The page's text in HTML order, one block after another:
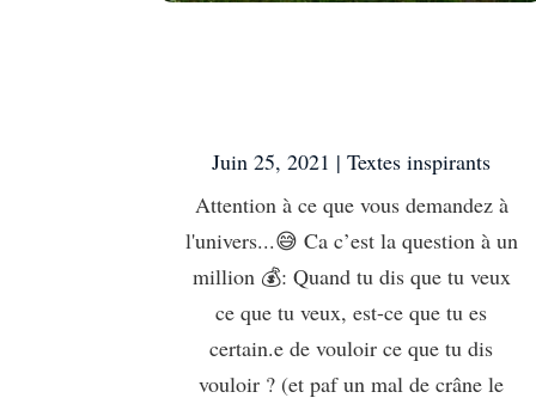
Juin 25, 2021 |Textes inspirants
Attention à ce que vous demandez à
l'univers...😅 Ca c’est la question à un
million 💰: Quand tu dis que tu veux
ce que tu veux, est-ce que tu es
certain.e de vouloir ce que tu dis
vouloir ? (et paf un mal de crâne le